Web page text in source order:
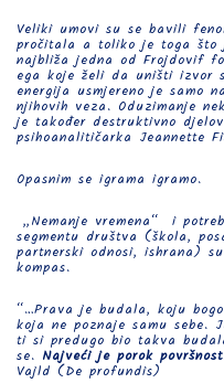
Veliki umovi su se bavili
pročitala a toliko je toga
najbliža jedna od Frojdovif
ega koje želi da uništi izvor
energija usmjereno je samo
njihovih veza. Oduzimanje
je također destruktivno
psihoanalitičarka Jeannette
Opasnim se igrama igramo.
„Nemanje vremena“ i
segmentu društva (škola,
partnerski odnosi, ishrana)
kompas.
“…Prava je budala, koju
koja ne poznaje samu sebe.
ti si predugo bio takva
se. Najveći je porok površnost
Vajld (De profundis)